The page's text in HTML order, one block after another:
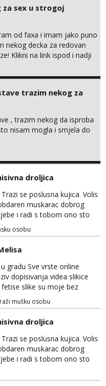
za sex u strogoj
od faxa i imam jako puno
nekog decka za redovan
Klikni na link ispod i nadji
trazim nekog za
, trazim nekog da isproba
nisam mogla i smjela do
droljica
se poslusna kujica. Volis
muskarac dobrog
i radi s tobom ono sto
si van okvira,kinky i
25 godina max okvirno 40.
femy ko fol ljepotice me ne
pederima i slicnima. Stop
gluposti. Javi se sa slikom i
naal_naal@yahoo...
osobu
gradu Sve vrste online
dopisivanja videa slikice
slike su moje bez
javiti se na wap:
mušku osobu
droljica
se poslusna kujica. Volis
muskarac dobrog
i radi s tobom ono sto
si van okvira,kinky i
25 godina max okvirno 40.